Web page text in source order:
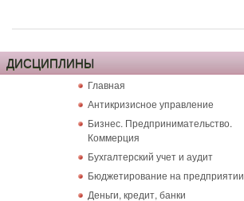
ДИСЦИПЛИНЫ
Главная
Антикризисное управление
Бизнес. Предпринимательство.
Коммерция
Бухгалтерский учет и аудит
Бюджетирование на предприятии
Деньги, кредит, банки